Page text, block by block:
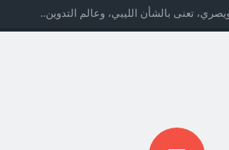
تعنى بالشأن الليبي، وعالم التدوين..